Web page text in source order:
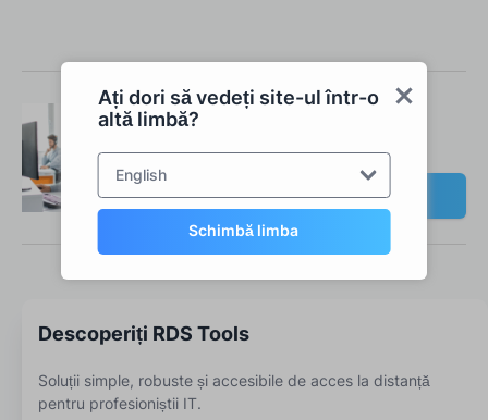
Ați dori să vedeți site-ul într-o
altă limbă?
English
Schimbă limba
Echipa dumneavoastră RDS
Contactați-ne
Descoperiți RDS Tools
Soluții simple, robuste și accesibile de acces la distanță
pentru profesioniștii IT.